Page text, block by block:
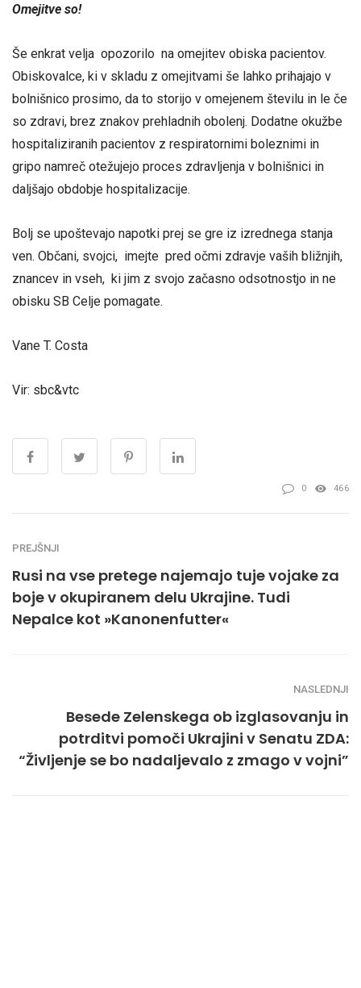
Omejitve so!
Še enkrat velja opozorilo na omejitev obiska pacientov.
Obiskovalce, ki v skladu z omejitvami še lahko prihajajo v
bolnišnico prosimo, da to storijo v omejenem številu in le če
so zdravi, brez znakov prehladnih obolenj. Dodatne okužbe
hospitaliziranih pacientov z respiratornimi boleznimi in
gripo namreč otežujejo proces zdravljenja v bolnišnici in
daljšajo obdobje hospitalizacije.
Bolj se upoštevajo napotki prej se gre iz izrednega stanja
ven. Občani, svojci, imejte pred očmi zdravje vaših bližnjih,
znancev in vseh, ki jim z svojo začasno odsotnostjo in ne
obisku SB Celje pomagate.
Vane T. Costa
Vir: sbc&vtc
0 466
PREJŠNJI
Rusi na vse pretege najemajo tuje vojake za
boje v okupiranem delu Ukrajine. Tudi
Nepalce kot »Kanonenfutter«
NASLEDNJI
Besede Zelenskega ob izglasovanju in
potrditvi pomoči Ukrajini v Senatu ZDA:
“Življenje se bo nadaljevalo z zmago v vojni”